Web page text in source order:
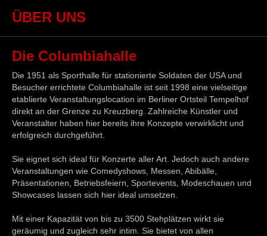
ÜBER UNS
Die Columbiahalle
Die 1951 als Sporthalle für stationierte Soldaten der USA und
Besucher errichtete Columbiahalle ist seit 1998 eine vielseitige
etablierte Veranstaltungslocation im Berliner Ortsteil Tempelhof
direkt an der Grenze zu Kreuzberg. Zahlreiche Künstler und
Veranstalter haben hier bereits ihre Konzepte verwirklicht und
erfolgreich durchgeführt.
Sie eignet sich ideal für Konzerte aller Art. Jedoch auch andere
Veranstaltungen wie Comedyshows, Messen, Abibälle,
Präsentationen, Betriebsfeiern, Sportevents, Modeschauen und
Showcases lassen sich hier ideal umsetzen.
Mit einer Kapazität von bis zu 3500 Stehplätzen wirkt sie
geräumig und zugleich sehr intim. Sie bietet von allen